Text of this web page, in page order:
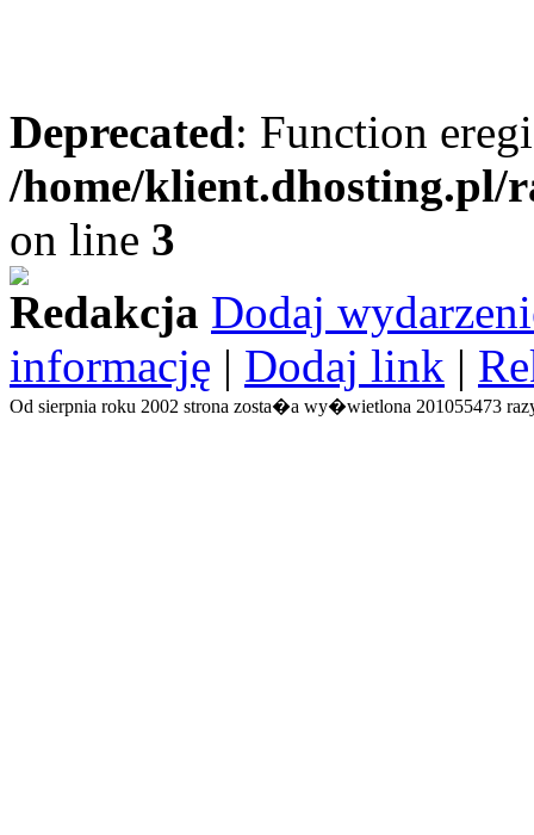
Deprecated: Function
/home/
on line 3
Redakcja Dodaj
informację | Dodaj link |
Od sierpnia roku 2002 strona zosta�a wy�wietlona 201055473